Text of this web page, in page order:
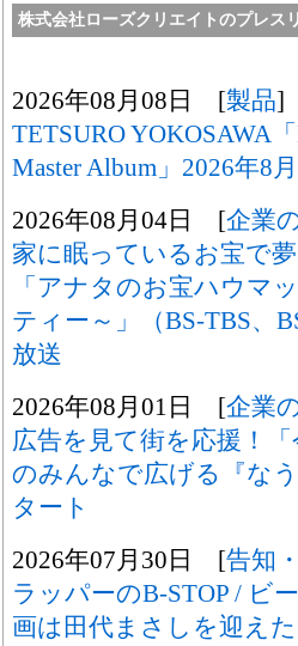
株式会社ローズクリエイトのプレス
2026年08月08日 [製品]
TETSURO YOKOSAWA
Master Album」2026年8
2026年08月04日 [企業
家に眠っているお宝で
「アナタのお宝ハウマ
ティー～」（BS-TBS、
放送
2026年08月01日 [企業
広告を見て街を応援！
のみんなで広げる『な
タート
2026年07月30日 [告知
ラッパーのB-STOP / ビ
画は田代まさしを迎え